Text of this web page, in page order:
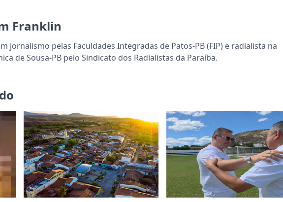
Franklin
jornalismo pelas Faculdades Integradas de Patos-PB (FIP) e radialista na
de Sousa-PB pelo Sindicato dos Radialistas da Paraíba.